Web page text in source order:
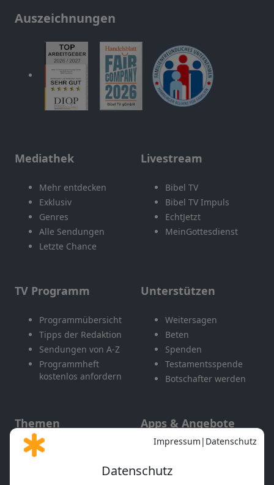
Auszeichnungen
Mediathek
Mehr entdecken
Exklusiv
Genres
Alle Sendungen
Letzte Chance
Livestream
Bibel TV
Bibel TV Impuls
EchtJetzt
MeinGottesdienst
TV Programm
Programmübersicht
Tipps der Redaktion
Sendungen von A-Z
Programmheft
kostenlos anfordern
Unterstützen
Weitersagen
Beten
Spenden
Testamentsspende
Botschafter werden
Themen
Gott und Bibel erklärt
Apps & Angebote
Mobile App